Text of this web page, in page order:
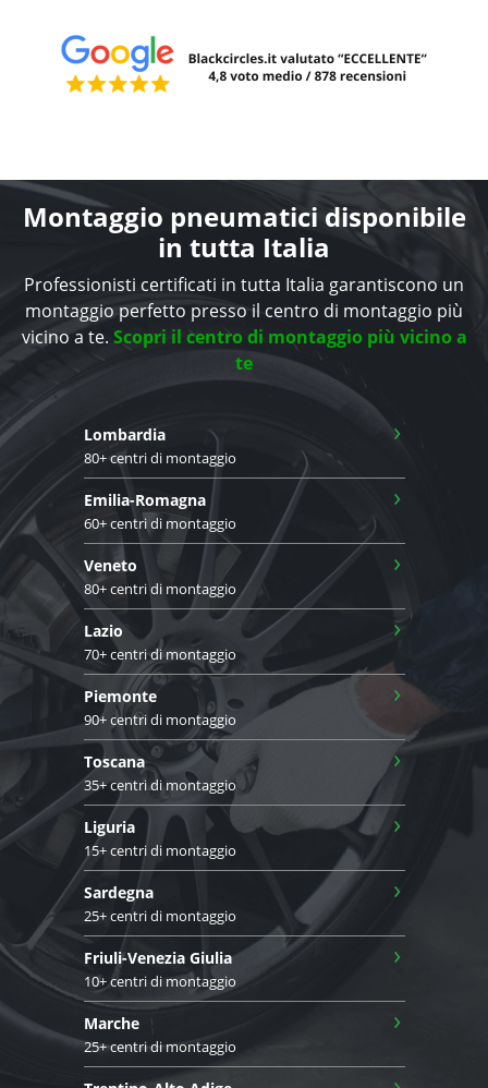
Montaggio pneumatici disponibile
in tutta Italia
Professionisti certificati in tutta Italia garantiscono un
montaggio perfetto presso il centro di montaggio più
vicino a te. Scopri il centro di montaggio più vicino a
te
Lombardia
80+ centri di montaggio
›
Emilia-Romagna
60+ centri di montaggio
›
Veneto
80+ centri di montaggio
›
Lazio
70+ centri di montaggio
›
Piemonte
90+ centri di montaggio
›
Toscana
35+ centri di montaggio
›
Liguria
15+ centri di montaggio
›
Sardegna
25+ centri di montaggio
›
Friuli-Venezia Giulia
10+ centri di montaggio
›
Marche
25+ centri di montaggio
›